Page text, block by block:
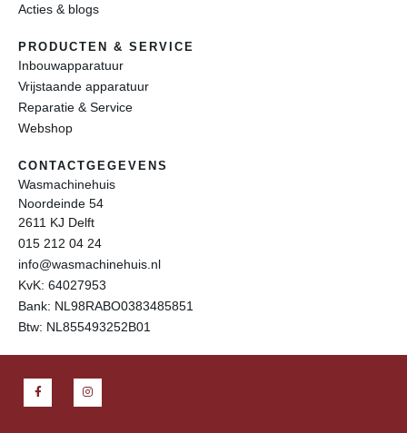
Acties & blogs
PRODUCTEN & SERVICE
Inbouwapparatuur
Vrijstaande apparatuur
Reparatie & Service
Webshop
CONTACTGEGEVENS
Wasmachinehuis
Noordeinde 54
2611 KJ Delft
015 212 04 24
info@wasmachinehuis.nl
KvK: 64027953
Bank: NL98RABO0383485851
Btw: NL855493252B01